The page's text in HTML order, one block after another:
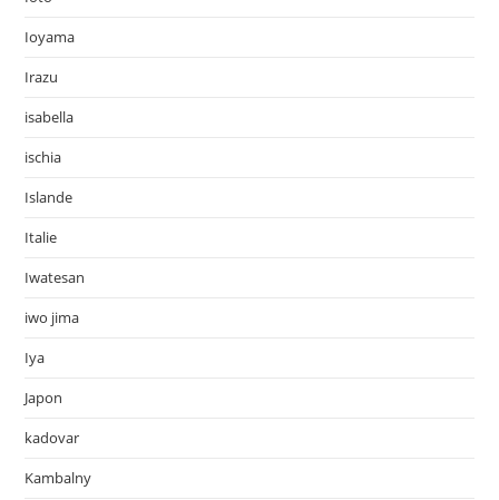
Ioyama
Irazu
isabella
ischia
Islande
Italie
Iwatesan
iwo jima
Iya
Japon
kadovar
Kambalny